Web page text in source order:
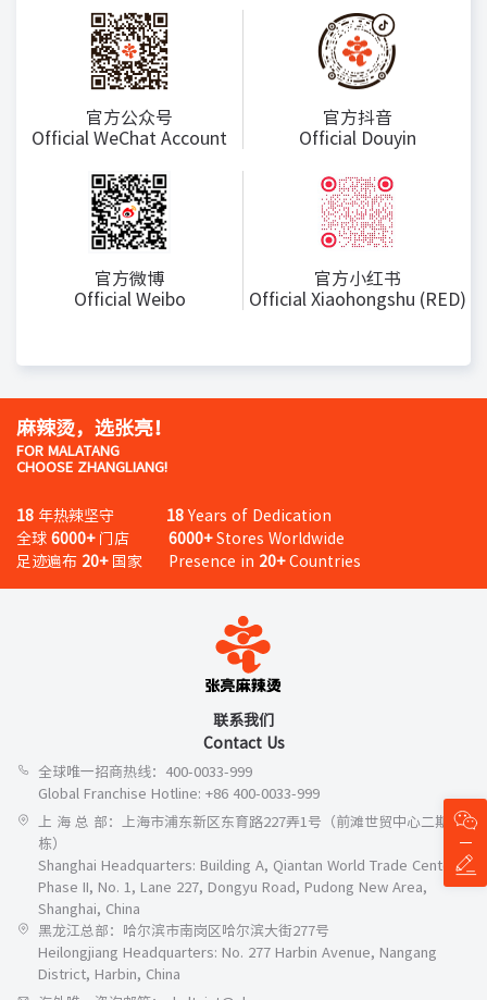
官方公众号
Official WeChat Account
官方抖音
Official Douyin
官方微博
Official Weibo
官方小红书
Official Xiaohongshu (RED)
麻辣烫，选张亮！
FOR MALATANG
CHOOSE ZHANGLIANG!
18 年热辣坚守 18 Years of Dedication
全球 6000+ 门店 6000+Stores Worldwide
足迹遍布 20+ 国家 Presence in 20+Countries
联系我们
Contact Us
全球唯一招商热线：400-0033-999
Global Franchise Hotline: +86 400-0033-999
上 海 总 部：上海市浦东新区东育路227弄1号（前滩世贸中心二期A
栋）
Shanghai Headquarters: Building A, Qiantan World Trade Center
Phase II, No. 1, Lane 227, Dongyu Road, Pudong New Area,
Shanghai, China
黑龙江总部：哈尔滨市南岗区哈尔滨大街277号
Heilongjiang Headquarters: No. 277 Harbin Avenue, Nangang
District, Harbin, China